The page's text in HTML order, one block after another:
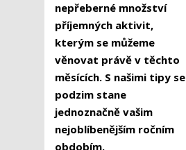
nepřeberné množství
příjemných aktivit,
kterým se můžeme
věnovat právě v těchto
měsících. S našimi tipy se
podzim stane
jednoznačně vašim
nejoblíbenějším ročním
obdobím.